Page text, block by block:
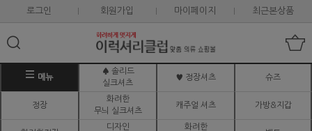
로그인 회원가입 마이페이지 최근본상품
메뉴
♠ 솔리드
실크셔츠
♥ 정장셔츠 슈즈
정장
화려한
무늬 실크셔츠
캐주얼 셔츠 가방&지갑
디자인
화려한